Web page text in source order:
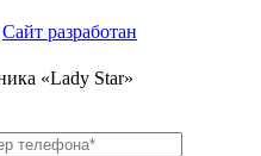
Сайт разработан
«Lady Star»